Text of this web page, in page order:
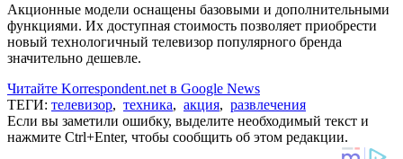
Акционные модели оснащены базовыми и дополнительными
функциями. Их доступная стоимость позволяет приобрести
новый технологичный телевизор популярного бренда
значительно дешевле.
Читайте Korrespondent.net в Google News
ТЕГИ: телевизор, техника, акция, развлечения
Если вы заметили ошибку, выделите необходимый текст и
нажмите Ctrl+Enter, чтобы сообщить об этом редакции.